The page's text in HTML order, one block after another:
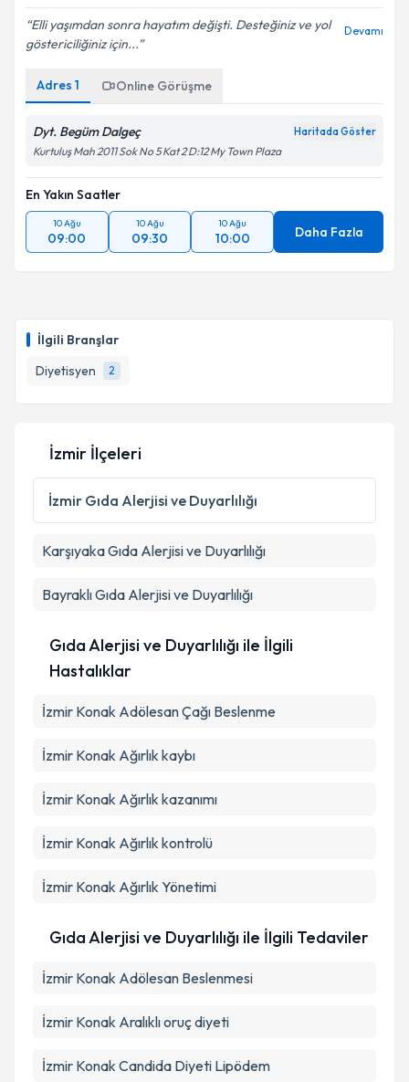
İlgili Branşlar
Diyetisyen
2
Kişisel verilerimin işlenmesine ilişkin
Metni'ni okudum ve kişisel verilerimin belirtilen
kapsamda işlenmesini kabul ediyorum.
Elli yaşımdan sonra hayatım değişti. Desteğiniz ve yol
göstericiliğiniz için...
Devamı
Adres 1 Online Görüşme
Dyt. Begüm Dalgeç Haritada Göster
Kurtuluş Mah 2011 Sok No 5 Kat 2 D:12 My Town Plaza
En Yakın Saatler
10 Ağu
09:00
10 Ağu
09:30
10 Ağu
10:00 Daha Fazla
İzmir İlçeleri
İzmir Gıda Alerjisi ve Duyarlılığı
KarşıyakaGıda Alerjisi ve Duyarlılığı
BayraklıGıda Alerjisi ve Duyarlılığı
Gıda Alerjisi ve Duyarlılığı ile İlgili
Hastalıklar
İzmir Konak Adölesan Çağı Beslenme
İzmir Konak Ağırlık kaybı
İzmir Konak Ağırlık kazanımı
İzmir Konak Ağırlık kontrolü
İzmir Konak Ağırlık Yönetimi
Gıda Alerjisi ve Duyarlılığı ile İlgili Tedaviler
İzmir Konak Adölesan Beslenmesi
İzmir Konak Aralıklı oruç diyeti
İzmir Konak Candida Diyeti Lipödem